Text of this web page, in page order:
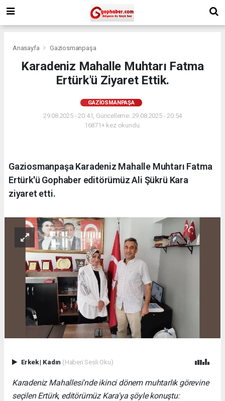
Anasayfa Gaziosmanpaşa
Karadeniz Mahalle Muhtarı Fatma
Ertürk'ü Ziyaret Ettik.
GAZIOSMANPAŞA
29.08.2025 - 20:41, Güncelleme: 29.08.2025 - 20:54
16871+ kez okundu.
Gaziosmanpaşa Karadeniz Mahalle Muhtarı Fatma
Ertürk'ü Gophaber editörümüz Ali Şükrü Kara
ziyaret etti.
Erkek| Kadın (Haberi Sesli Oku)
Karadeniz Mahallesi'nde ikinci dönem muhtarlık görevine
seçilen Ertürk, editörümüz Kara'ya şöyle konuştu: